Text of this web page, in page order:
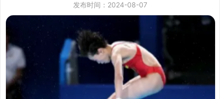
发布时间：2024-08-07